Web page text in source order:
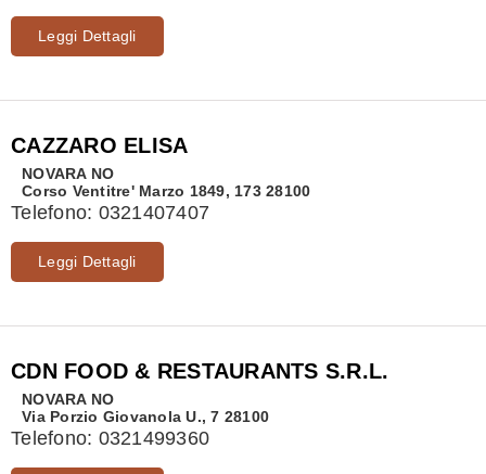
Leggi Dettagli
CAZZARO ELISA
NOVARA NO
Corso Ventitre' Marzo 1849, 173 28100
Telefono: 0321407407
Leggi Dettagli
CDN FOOD & RESTAURANTS S.R.L.
NOVARA NO
Via Porzio Giovanola U., 7 28100
Telefono: 0321499360